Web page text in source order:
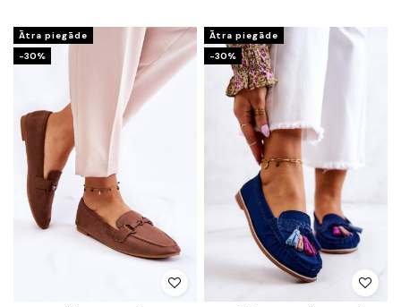
Ātra piegāde
-30%
Ātra piegāde
-30%